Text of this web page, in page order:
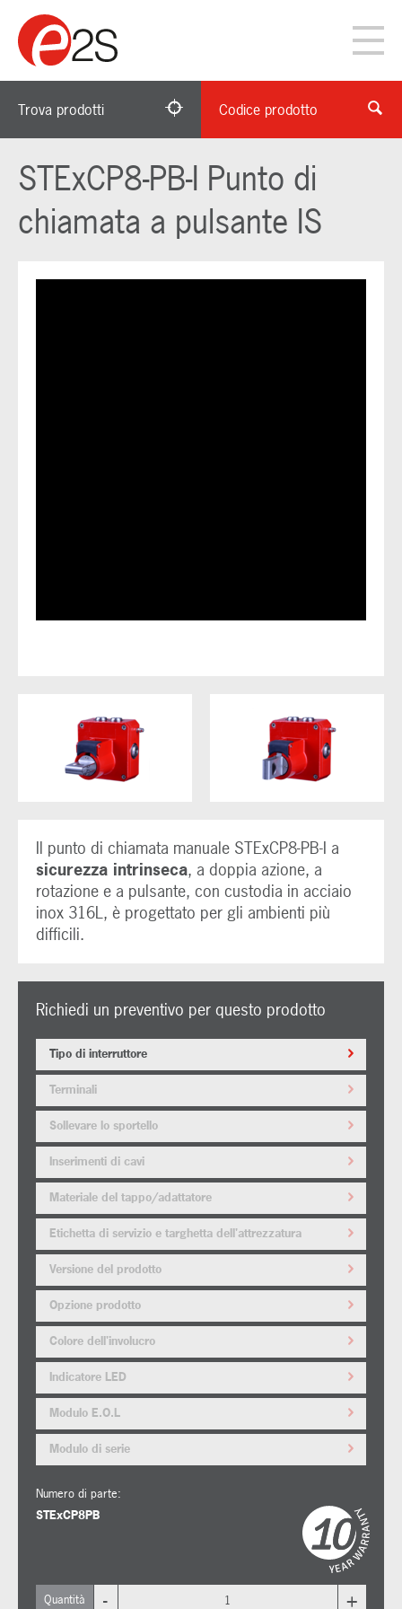
Trova prodotti Codice prodotto
STExCP8-PB-I Punto di
chiamata a pulsante IS
Il punto di chiamata manuale STExCP8-PB-I a
sicurezza intrinseca, a doppia azione, a
rotazione e a pulsante, con custodia in acciaio
inox 316L, è progettato per gli ambienti più
difficili.
Richiedi un preventivo per questo prodotto
Tipo di interruttore
Terminali
Sollevare lo sportello
Inserimenti di cavi
Materiale del tappo/adattatore
Etichetta di servizio e targhetta dell'attrezzatura
Versione del prodotto
Opzione prodotto
Colore dell'involucro
Indicatore LED
Modulo E.O.L
Modulo di serie
Numero di parte:
STExCP8PB
Quantità - +